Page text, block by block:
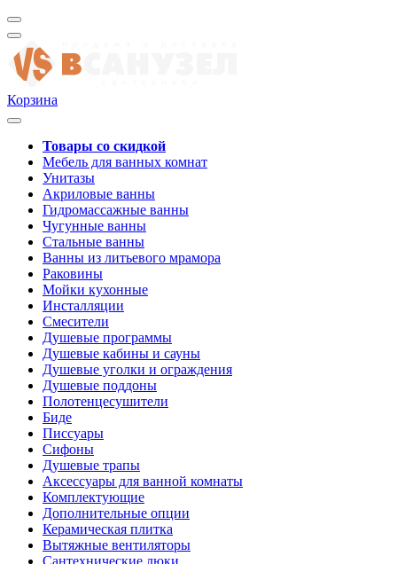
Корзина
Товары со скидкой
Мебель для ванных комнат
Унитазы
Акриловые ванны
Гидромассажные ванны
Чугунные ванны
Стальные ванны
Ванны из литьевого мрамора
Раковины
Мойки кухонные
Инсталляции
Смесители
Душевые программы
Душевые кабины и сауны
Душевые уголки и ограждения
Душевые поддоны
Полотенцесушители
Биде
Писсуары
Сифоны
Душевые трапы
Аксессуары для ванной комнаты
Комплектующие
Дополнительные опции
Керамическая плитка
Вытяжные вентиляторы
Сантехнические люки